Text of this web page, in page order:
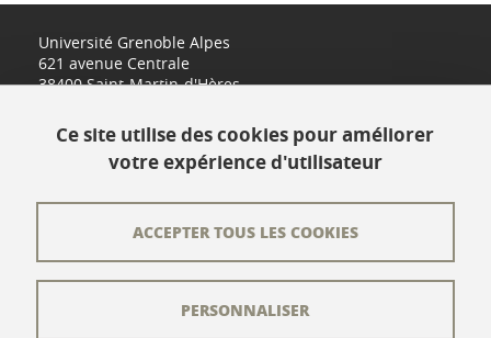
Université Grenoble Alpes
621 avenue Centrale
38400 Saint-Martin-d'Hères
L'équipe éditoriale
Ce site utilise des cookies pour améliorer
votre expérience d'utilisateur
ACCEPTER TOUS LES COOKIES
PERSONNALISER